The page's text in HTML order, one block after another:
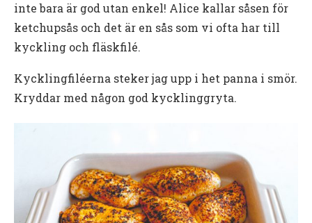
inte bara är god utan enkel! Alice kallar såsen för
ketchupsås och det är en sås som vi ofta har till
kyckling och fläskfilé.
Kycklingfiléerna steker jag upp i het panna i smör.
Kryddar med någon god kycklinggryta.